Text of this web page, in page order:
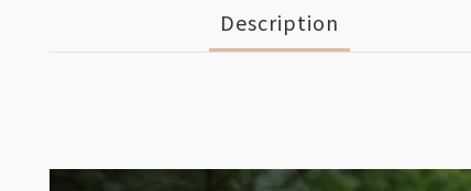
Description